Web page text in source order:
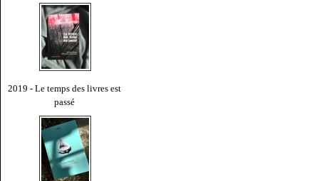
2019 - Le temps des livres est
passé